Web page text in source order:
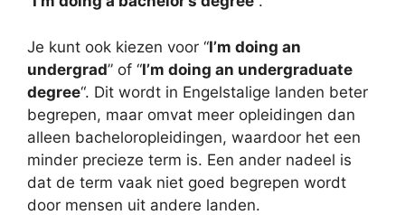
Je kunt ook kiezen voor “I’m doing an
undergrad” of “I’m doing an undergraduate
degree“. Dit wordt in Engelstalige landen beter
begrepen, maar omvat meer opleidingen dan
alleen bacheloropleidingen, waardoor het een
minder precieze term is. Een ander nadeel is
dat de term vaak niet goed begrepen wordt
door mensen uit andere landen.